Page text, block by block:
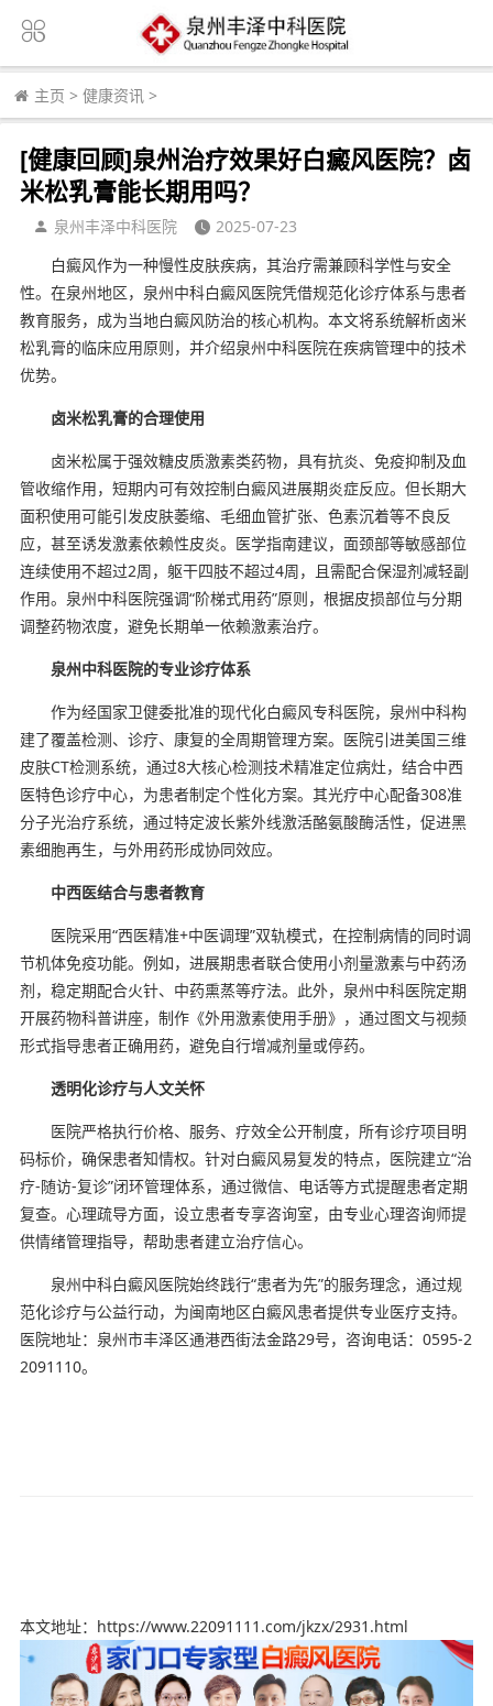
主页 > 健康资讯 >
[健康回顾]泉州治疗效果好白癜风医院？卤
米松乳膏能长期用吗？
泉州丰泽中科医院
2025-07-23
白癜风作为一种慢性皮肤疾病，其治疗需兼顾科学性与安全
性。在泉州地区，泉州中科白癜风医院凭借规范化诊疗体系与患者
教育服务，成为当地白癜风防治的核心机构。本文将系统解析卤米
松乳膏的临床应用原则，并介绍泉州中科医院在疾病管理中的技术
优势。
卤米松乳膏的合理使用
卤米松属于强效糖皮质激素类药物，具有抗炎、免疫抑制及血
管收缩作用，短期内可有效控制白癜风进展期炎症反应。但长期大
面积使用可能引发皮肤萎缩、毛细血管扩张、色素沉着等不良反
应，甚至诱发激素依赖性皮炎。医学指南建议，面颈部等敏感部位
连续使用不超过2周，躯干四肢不超过4周，且需配合保湿剂减轻副
作用。泉州中科医院强调“阶梯式用药”原则，根据皮损部位与分期
调整药物浓度，避免长期单一依赖激素治疗。
泉州中科医院的专业诊疗体系
作为经国家卫健委批准的现代化白癜风专科医院，泉州中科构
建了覆盖检测、诊疗、康复的全周期管理方案。医院引进美国三维
皮肤CT检测系统，通过8大核心检测技术精准定位病灶，结合中西
医特色诊疗中心，为患者制定个性化方案。其光疗中心配备308准
分子光治疗系统，通过特定波长紫外线激活酪氨酸酶活性，促进黑
素细胞再生，与外用药形成协同效应。
中西医结合与患者教育
医院采用“西医精准+中医调理”双轨模式，在控制病情的同时调
节机体免疫功能。例如，进展期患者联合使用小剂量激素与中药汤
剂，稳定期配合火针、中药熏蒸等疗法。此外，泉州中科医院定期
开展药物科普讲座，制作《外用激素使用手册》，通过图文与视频
形式指导患者正确用药，避免自行增减剂量或停药。
透明化诊疗与人文关怀
医院严格执行价格、服务、疗效全公开制度，所有诊疗项目明
码标价，确保患者知情权。针对白癜风易复发的特点，医院建立“治
疗-随访-复诊”闭环管理体系，通过微信、电话等方式提醒患者定期
复查。心理疏导方面，设立患者专享咨询室，由专业心理咨询师提
供情绪管理指导，帮助患者建立治疗信心。
泉州中科白癜风医院始终践行“患者为先”的服务理念，通过规
范化诊疗与公益行动，为闽南地区白癜风患者提供专业医疗支持。
医院地址：泉州市丰泽区通港西街法金路29号，咨询电话：0595-2
2091110。
本文地址：https://www.22091111.com/jkzx/2931.html